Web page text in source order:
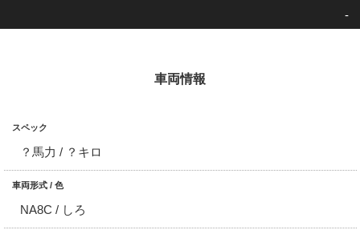
-
車両情報
スペック
？馬力 / ？キロ
車両形式 / 色
NA8C / しろ